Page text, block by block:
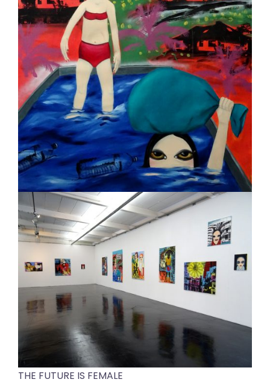
THE FUTURE IS FEMALE